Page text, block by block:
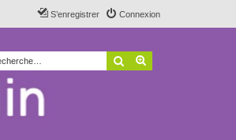
Connexion
S’enregistrer
Rechercher